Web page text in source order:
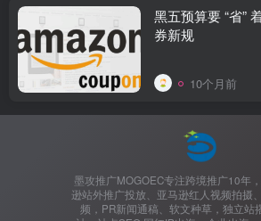
黑五预算要 “省”
券新规
10个月前
墨攻推广MOGOEC专注跨境推广10年
逊站外推广投放、亚马逊红人视频拍摄
频，PR新闻通稿、软文种草，独立站